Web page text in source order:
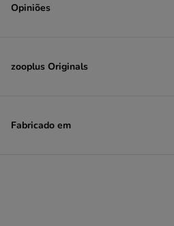
Opiniões
zooplus Originals
Fabricado em